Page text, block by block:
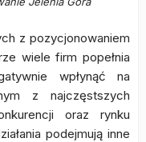
z pozycjonowaniem
wiele firm popełnia
wpłynąć na
z najczęstszych
oraz rynku
podejmują inne